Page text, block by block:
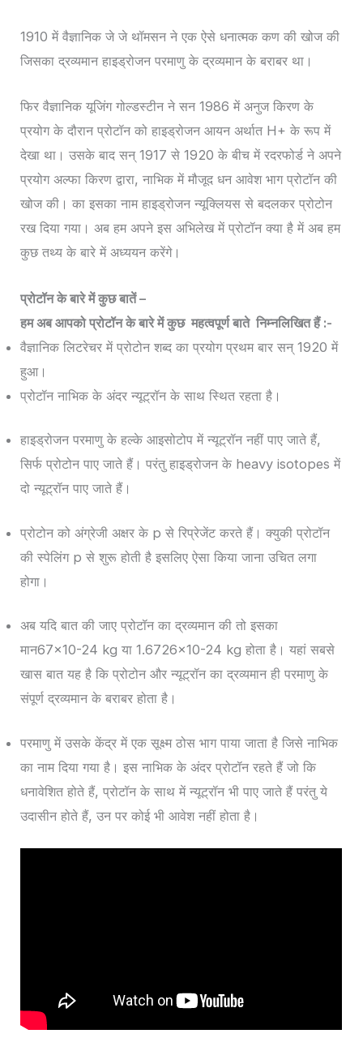
1910 में वैज्ञानिक जे जे थॉमसन ने एक ऐसे धनात्मक कण की खोज की
जिसका द्रव्यमान हाइड्रोजन परमाणु के द्रव्यमान के बराबर था।
फिर वैज्ञानिक यूजिंग गोल्डस्टीन ने सन 1986 में अनुज किरण के
प्रयोग के दौरान प्रोटॉन को हाइड्रोजन आयन अर्थात H+ के रूप में
देखा था। उसके बाद सन् 1917 से 1920 के बीच में रदरफोर्ड ने अपने
प्रयोग अल्फा किरण द्वारा, नाभिक में मौजूद धन आवेश भाग प्रोटॉन की
खोज की। का इसका नाम हाइड्रोजन न्यूक्लियस से बदलकर प्रोटोन
रख दिया गया। अब हम अपने इस अभिलेख में प्रोटॉन क्या है में अब हम
कुछ तथ्य के बारे में अध्ययन करेंगे।
प्रोटॉन के बारे में कुछ बातें –
हम अब आपको प्रोटॉन के बारे में कुछ महत्वपूर्ण बाते निम्नलिखित हैं :-
वैज्ञानिक लिटरेचर में प्रोटोन शब्द का प्रयोग प्रथम बार सन् 1920 में
हुआ।
प्रोटॉन नाभिक के अंदर न्यूट्रॉन के साथ स्थित रहता है।
हाइड्रोजन परमाणु के हल्के आइसोटोप में न्यूट्रॉन नहीं पाए जाते हैं,
सिर्फ प्रोटोन पाए जाते हैं। परंतु हाइड्रोजन के heavy isotopes में
दो न्यूट्रॉन पाए जाते हैं।
प्रोटोन को अंग्रेजी अक्षर के p से रिप्रेजेंट करते हैं। क्युकी प्रोटॉन
की स्पेलिंग p से शुरू होती है इसलिए ऐसा किया जाना उचित लगा
होगा।
अब यदि बात की जाए प्रोटॉन का द्रव्यमान की तो इसका
मान67×10-24 kg या 1.6726×10-24 kg होता है। यहां सबसे
खास बात यह है कि प्रोटोन और न्यूट्रॉन का द्रव्यमान ही परमाणु के
संपूर्ण द्रव्यमान के बराबर होता है।
परमाणु में उसके केंद्र में एक सूक्ष्म ठोस भाग पाया जाता है जिसे नाभिक
का नाम दिया गया है। इस नाभिक के अंदर प्रोटॉन रहते हैं जो कि
धनावेशित होते हैं, प्रोटॉन के साथ में न्यूट्रॉन भी पाए जाते हैं परंतु ये
उदासीन होते हैं, उन पर कोई भी आवेश नहीं होता है।